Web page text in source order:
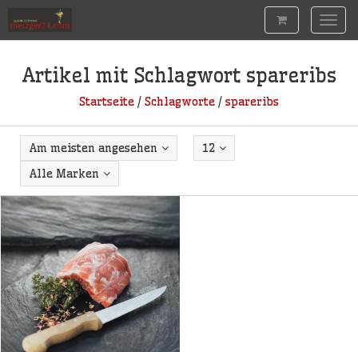
Artikel mit Schlagwort spareribs
Startseite / Schlagworte / spareribs
Am meisten angesehen
12
Alle Marken